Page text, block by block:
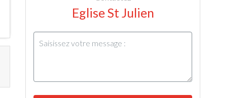
Eglise St Julien